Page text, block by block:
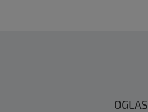
OGLAS